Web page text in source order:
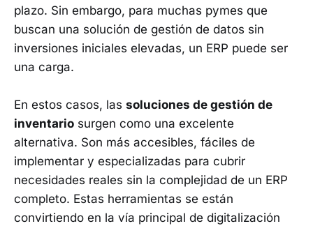
plazo. Sin embargo, para muchas pymes que
buscan una solución de gestión de datos sin
inversiones iniciales elevadas, un ERP puede ser
una carga.
En estos casos, las soluciones de gestión de
inventario surgen como una excelente
alternativa. Son más accesibles, fáciles de
implementar y especializadas para cubrir
necesidades reales sin la complejidad de un ERP
completo. Estas herramientas se están
convirtiendo en la vía principal de digitalización